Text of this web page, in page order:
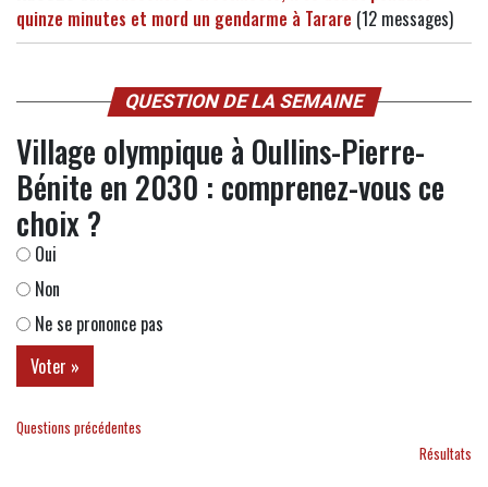
quinze minutes et mord un gendarme à Tarare (12 messages)
QUESTION DE LA SEMAINE
Village olympique à Oullins-Pierre-
Bénite en 2030 : comprenez-vous ce
choix ?
Oui
Non
Ne se prononce pas
Questions précédentes
Résultats